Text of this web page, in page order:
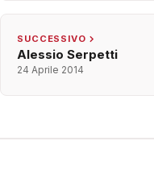
SUCCESSIVO
Alessio Serpetti
24 Aprile 2014